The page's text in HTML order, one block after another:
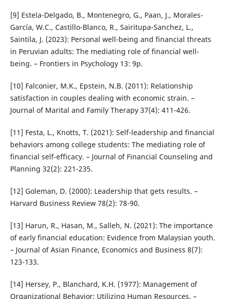
[9] Estela-Delgado, B., Montenegro, G., Paan, J., Morales-
García, W.C., Castillo-Blanco, R., Sairitupa-Sanchez, L.,
Saintila, J. (2023): Personal well-being and financial threats
in Peruvian adults: The mediating role of financial well-
being. – Frontiers in Psychology 13: 9p.
[10] Falconier, M.K., Epstein, N.B. (2011): Relationship
satisfaction in couples dealing with economic strain. –
Journal of Marital and Family Therapy 37(4): 411-426.
[11] Festa, L., Knotts, T. (2021): Self-leadership and financial
behaviors among college students: The mediating role of
financial self-efficacy. – Journal of Financial Counseling and
Planning 32(2): 221-235.
[12] Goleman, D. (2000): Leadership that gets results. –
Harvard Business Review 78(2): 78-90.
[13] Harun, R., Hasan, M., Salleh, N. (2021): The importance
of early financial education: Evidence from Malaysian youth.
– Journal of Asian Finance, Economics and Business 8(7):
123-133.
[14] Hersey, P., Blanchard, K.H. (1977): Management of
Organizational Behavior: Utilizing Human Resources. –